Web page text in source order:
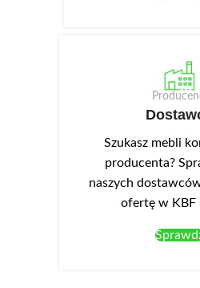
Szukasz mebli
producenta?
naszych
ofertę w KBF